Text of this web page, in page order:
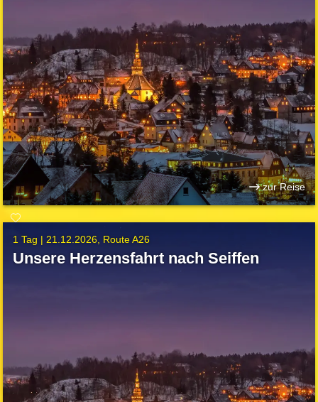
zur Reise
1 Tag | 21.12.2026 Route A26
Unsere Herzensfahrt nach Seiffen